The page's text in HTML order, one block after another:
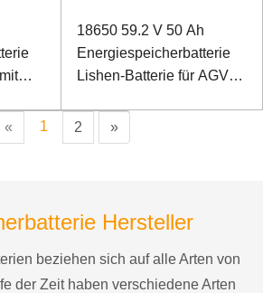
18650 59.2 V 50 Ah
Energiespeicherbatterie
Lishen-Batterie für AGV-
«
1 2 »
Hersteller
beziehen sich auf alle Arten von
der Zeit haben verschiedene Arten